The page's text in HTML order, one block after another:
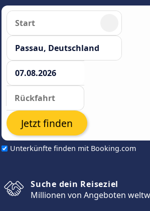
Unterkünfte finden mit Booking.com
Jetzt finden
Suche dein Reiseziel
Millionen von Angeboten